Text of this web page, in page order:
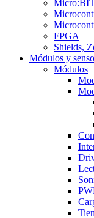
FPGA
Shields,
Módulos y
Módulos